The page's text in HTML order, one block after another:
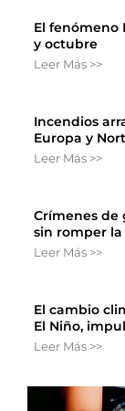
El fenómeno
y octubre
Leer Más >>
Incendios
Europa y
Leer Más >>
Crímenes de
sin romper
Leer Más >>
El cambio
El Niño,
Leer Más >>